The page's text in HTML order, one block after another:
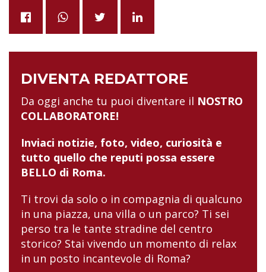
DIVENTA REDATTORE
Da oggi anche tu puoi diventare il NOSTRO
COLLABORATORE!
Inviaci notizie, foto, video, curiosità e
tutto quello che reputi possa essere
BELLO di Roma.
Ti trovi da solo o in compagnia di qualcuno
in una piazza, una villa o un parco? Ti sei
perso tra le tante stradine del centro
storico? Stai vivendo un momento di relax
in un posto incantevole di Roma?